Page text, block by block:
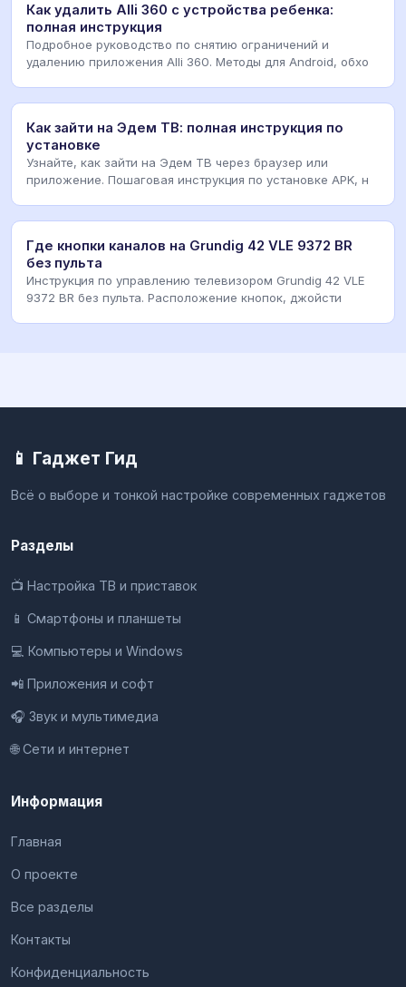
Как удалить Alli 360 с устройства ребенка:
полная инструкция
Подробное руководство по снятию ограничений и
удалению приложения Alli 360. Методы для Android, обхо
Как зайти на Эдем ТВ: полная инструкция по
установке
Узнайте, как зайти на Эдем ТВ через браузер или
приложение. Пошаговая инструкция по установке APK, н
Где кнопки каналов на Grundig 42 VLE 9372 BR
без пульта
Инструкция по управлению телевизором Grundig 42 VLE
9372 BR без пульта. Расположение кнопок, джойсти
📱 Гаджет Гид
Всё о выборе и тонкой настройке современных гаджетов
Разделы
📺 Настройка ТВ и приставок
📱 Смартфоны и планшеты
💻 Компьютеры и Windows
📲 Приложения и софт
🎧 Звук и мультимедиа
🌐 Сети и интернет
Информация
Главная
О проекте
Все разделы
Контакты
Конфиденциальность